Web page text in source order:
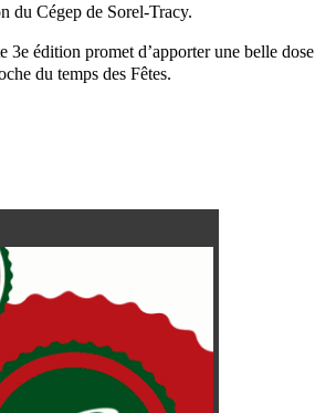
du Cégep de Sorel-Tracy.
3e édition promet d’apporter une belle dose
du temps des Fêtes.